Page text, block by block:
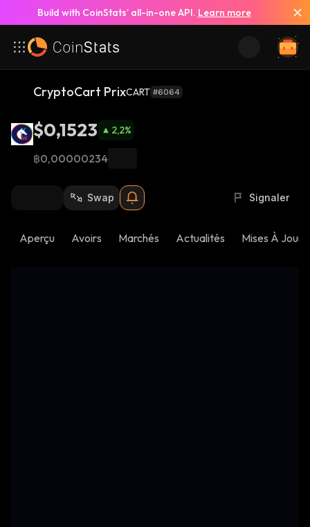
Build with CoinStats’ all-in-one API. Learn more
CryptoCart PrixCART #6064
$0,1523 2,2%
฿0,00000234
Swap Signaler
Aperçu Avoirs Marchés Actualités Mises À Jour